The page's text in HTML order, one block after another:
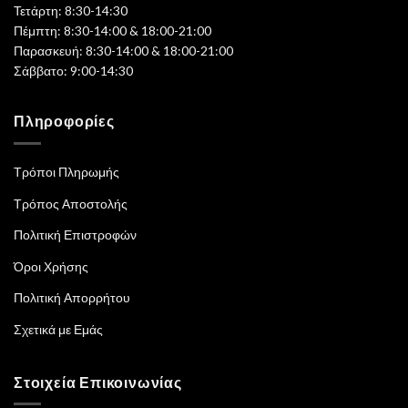
Τετάρτη: 8:30-14:30
Πέμπτη: 8:30-14:00 & 18:00-21:00
Παρασκευή: 8:30-14:00 & 18:00-21:00
Σάββατο: 9:00-14:30
Πληροφορίες
Τρόποι Πληρωμής
Τρόπος Αποστολής
Πολιτική Επιστροφών
Όροι Χρήσης
Πολιτική Απορρήτου
Σχετικά με Εμάς
Στοιχεία Επικοινωνίας